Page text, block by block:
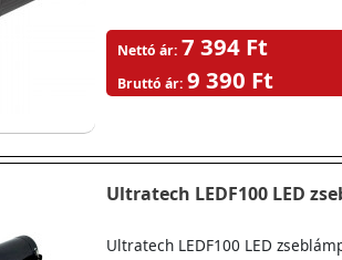
Nettó ár: 7 394 Ft
Bruttó ár: 9 390 Ft
Ultratech LEDF100 LED
Ultratech LEDF100 LED